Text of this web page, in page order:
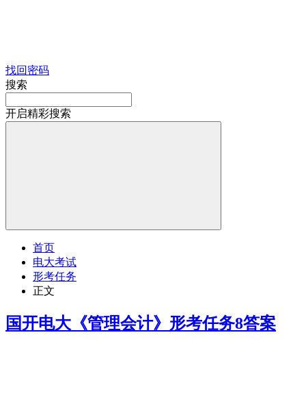
找回密码
搜索
开启精彩搜索
首页
电大考试
形考任务
正文
国开电大《管理会计》形考任务8答案